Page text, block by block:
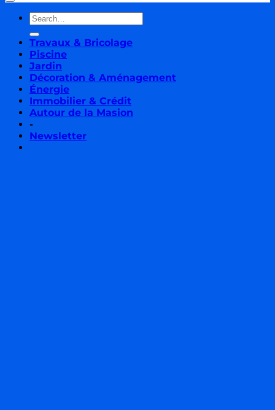
Travaux & Bricolage
Piscine
Jardin
Décoration & Aménagement
Énergie
Immobilier & Crédit
Autour de la Masion
-
Newsletter